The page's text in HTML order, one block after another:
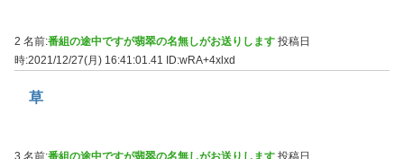
2 名前:番組の途中ですが翡翠の名無しがお送りします 投稿日
時:2021/12/27(月) 16:41:01.41 ID:wRA+4xlxd
草